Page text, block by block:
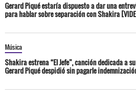
Gerard Piqué estaría dispuesto a dar una
para hablar sobre separación con Shakira
Música
Shakira estrena “El Jefe”, canción dedicada a
Gerard Piqué despidió sin pagarle